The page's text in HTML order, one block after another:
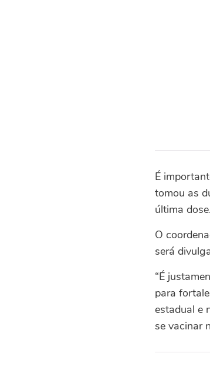
É
tomou as
última dose.
O
será
“É
para
estadual e
se vacinar